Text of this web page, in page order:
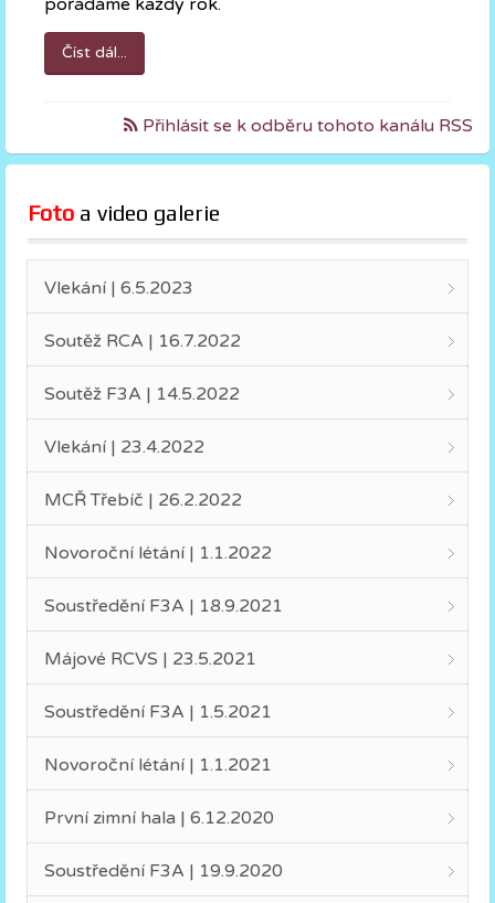
pořádáme každý rok.
Číst dál...
Přihlásit se k odběru tohoto kanálu RSS
Foto a video galerie
Vlekání | 6.5.2023
Soutěž RCA | 16.7.2022
Soutěž F3A | 14.5.2022
Vlekání | 23.4.2022
MCŘ Třebíč | 26.2.2022
Novoroční létání | 1.1.2022
Soustředění F3A | 18.9.2021
Májové RCVS | 23.5.2021
Soustředění F3A | 1.5.2021
Novoroční létání | 1.1.2021
První zimní hala | 6.12.2020
Soustředění F3A | 19.9.2020